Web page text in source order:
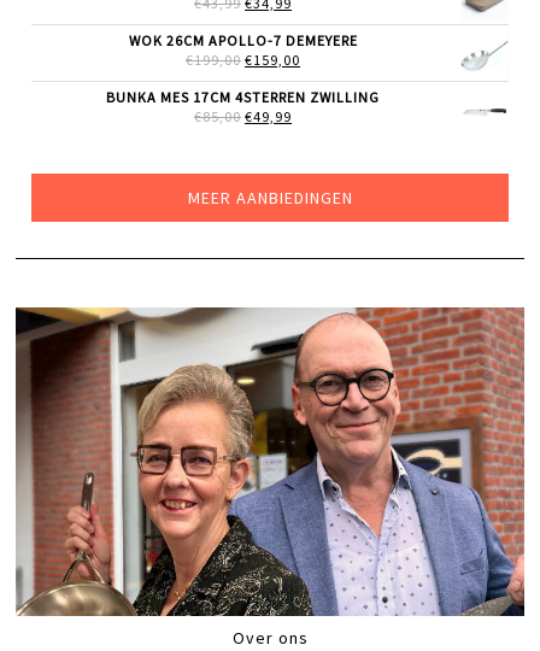
WAS:
€43,99.
IS:
€34,99.
WOK 26CM APOLLO-7 DEMEYERE
€199,00 OORSPRONKELIJKE
WAS:
€199,00.
€159,00
IS:
BUNKA MES 17CM 4STERREN ZWILLING
€85,00 OORSPRONKELIJKE
€49,99
MEER AANBIEDINGEN
Over ons